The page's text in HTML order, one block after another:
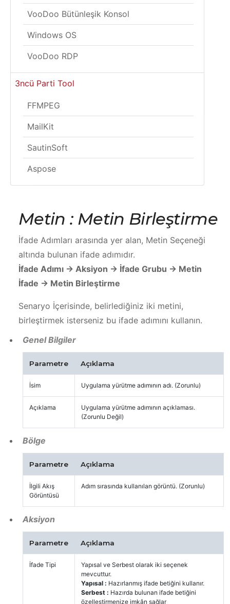
VooDoo Bütünleşik Konsol
Windows OS
VooDoo RDP
3ncü Parti Tool
FFMPEG
MailKit
SautinSoft
Aspose
Metin : Metin Birleştirme
İfade Adımları arasında yer alan, Metin Seçeneği
altında bulunan ifade adımıdır.
İfade Adımı -> Aksiyon -> İfade Grubu -> Metin
İfade -> Metin Birleştirme
Senaryo İçerisinde, belirlediğiniz iki metini,
birleştirmek isterseniz bu ifade adımını kullanın.
Genel Bilgiler
Parametre Açıklama
İsim Uygulama yürütme adımının adı. (Zorunlu)
Açıklama
Uygulama yürütme adımının açıklaması.
(Zorunlu Değil)
Bölge
Parametre Açıklama
İlgili Akış
Görüntüsü
Adım sırasında kullanılan görüntü. (Zorunlu)
Aksiyon
Parametre Açıklama
İfade Tipi
Yapısal ve Serbest olarak iki seçenek
mevcuttur.
Yapısal : Hazırlanmış ifade betiğini kullanır.
Serbest : Hazırda bulunan ifade betiğini
özelleştirmenize imkân sağlar